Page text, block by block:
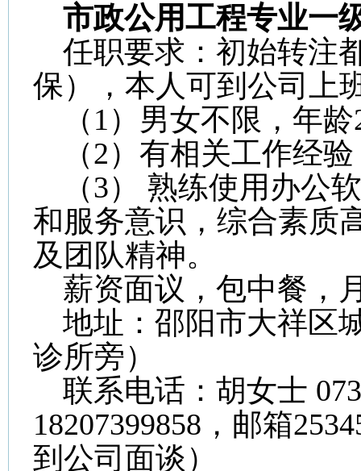
市政公用工程专业一
任职要求：初始转注
保），本人可到公司上
（ 1 ）男女不限，年龄
（2）有相关工作经
（3） 熟练使用办公
和服务意识，综合素质
及团队精神。
薪资面议，包中餐，
地址：邵阳市大祥区
诊所旁）
联系电话：胡女士
18207399858 ，邮箱
到公司面谈）